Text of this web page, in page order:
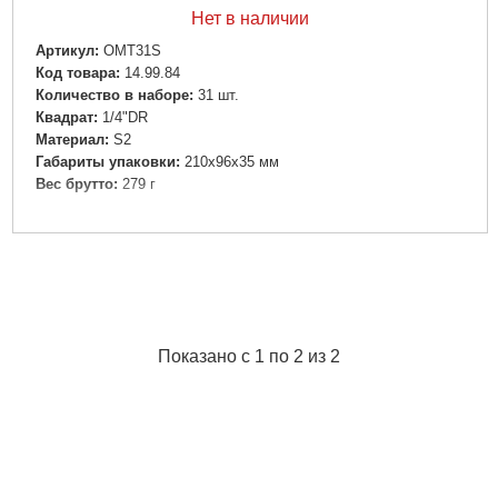
Нет в наличии
Артикул: OMT31S
Код товара: 14.99.84
Количество в наборе: 31 шт.
Квадрат: 1/4"DR
Материал: S2
Габариты упаковки: 210x96x35 мм
Вес брутто: 279 г
Подробнее...
Показано с 1 по 2 из 2